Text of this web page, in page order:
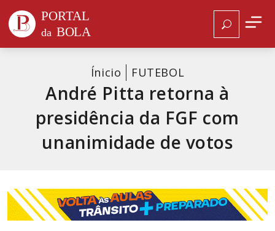
Ínicio FUTEBOL
André Pitta retorna à
presidência da FGF com
unanimidade de votos